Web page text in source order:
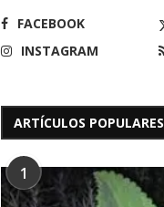
FACEBOOK
INSTAGRAM
ARTÍCULOS POPULARES
1